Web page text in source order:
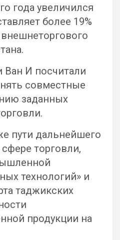
года увеличился
более 19%
И посчитали
совместные
заданных
пути дальнейшего
торговли,
технологий» и
таджикских
продукции на